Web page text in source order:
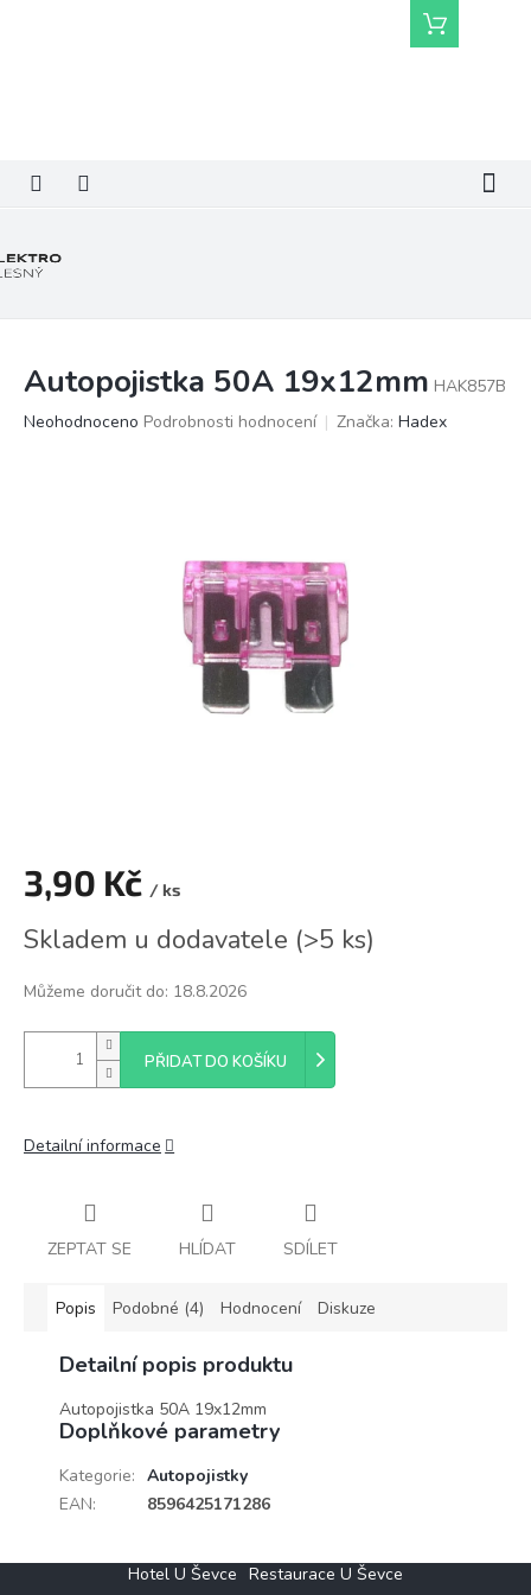
Nákupní
košík
Autopojistka 50A 19x12mm HAK857B
Průměrné
Neohodnoceno Podrobnosti hodnocení Značka: Hadex
3,90 Kč / ks
cena:
Skladem u dodavatele (>5 ks)
Můžeme doručit do: 18.8.2026
PŘIDAT DO KOŠÍKU
Detailní informace
ZEPTAT SE HLÍDAT SDÍLET
Popis Podobné (4) Hodnocení Diskuze
Detailní popis produktu
Autopojistka 50A 19x12mm
Doplňkové parametry
Kategorie: Autopojistky
EAN: 8596425171286
Hotel U Ševce Restaurace U Ševce